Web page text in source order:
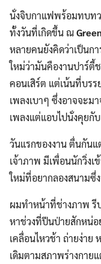
นั่งจิบกาแฟพร้อมทบทว
ทั้งวันที่เกิดขึ้น ณ
หลายคนยังคิดว่าเป็นก
ใหม่ว่ามันคืองานปาร์ตี้
คอนเสิร์ต แต่เน้นที่บร
เพลงเบาๆ ซึ่งอาจจะม
เพลงแต่แอบไปนั่งคุยกั
วันแรกของงาน ตื่นกันแ
เจ้าภาพ มีเพื่อนนักวิ่ง
ใหม่ที่อยากลองสนามซึ่
ผมทำหน้าที่ช่างภาพ รี
หาช่วงที่ปีนป่ายสักหน่
เคลื่อนไหวช้า ถ่ายง่าย
เดิมตามสภาพร่างกาย